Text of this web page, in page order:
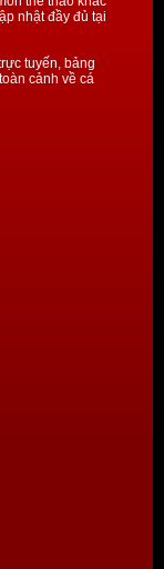
nhật đầy đủ tại
tuyến, bảng
cảnh về cá